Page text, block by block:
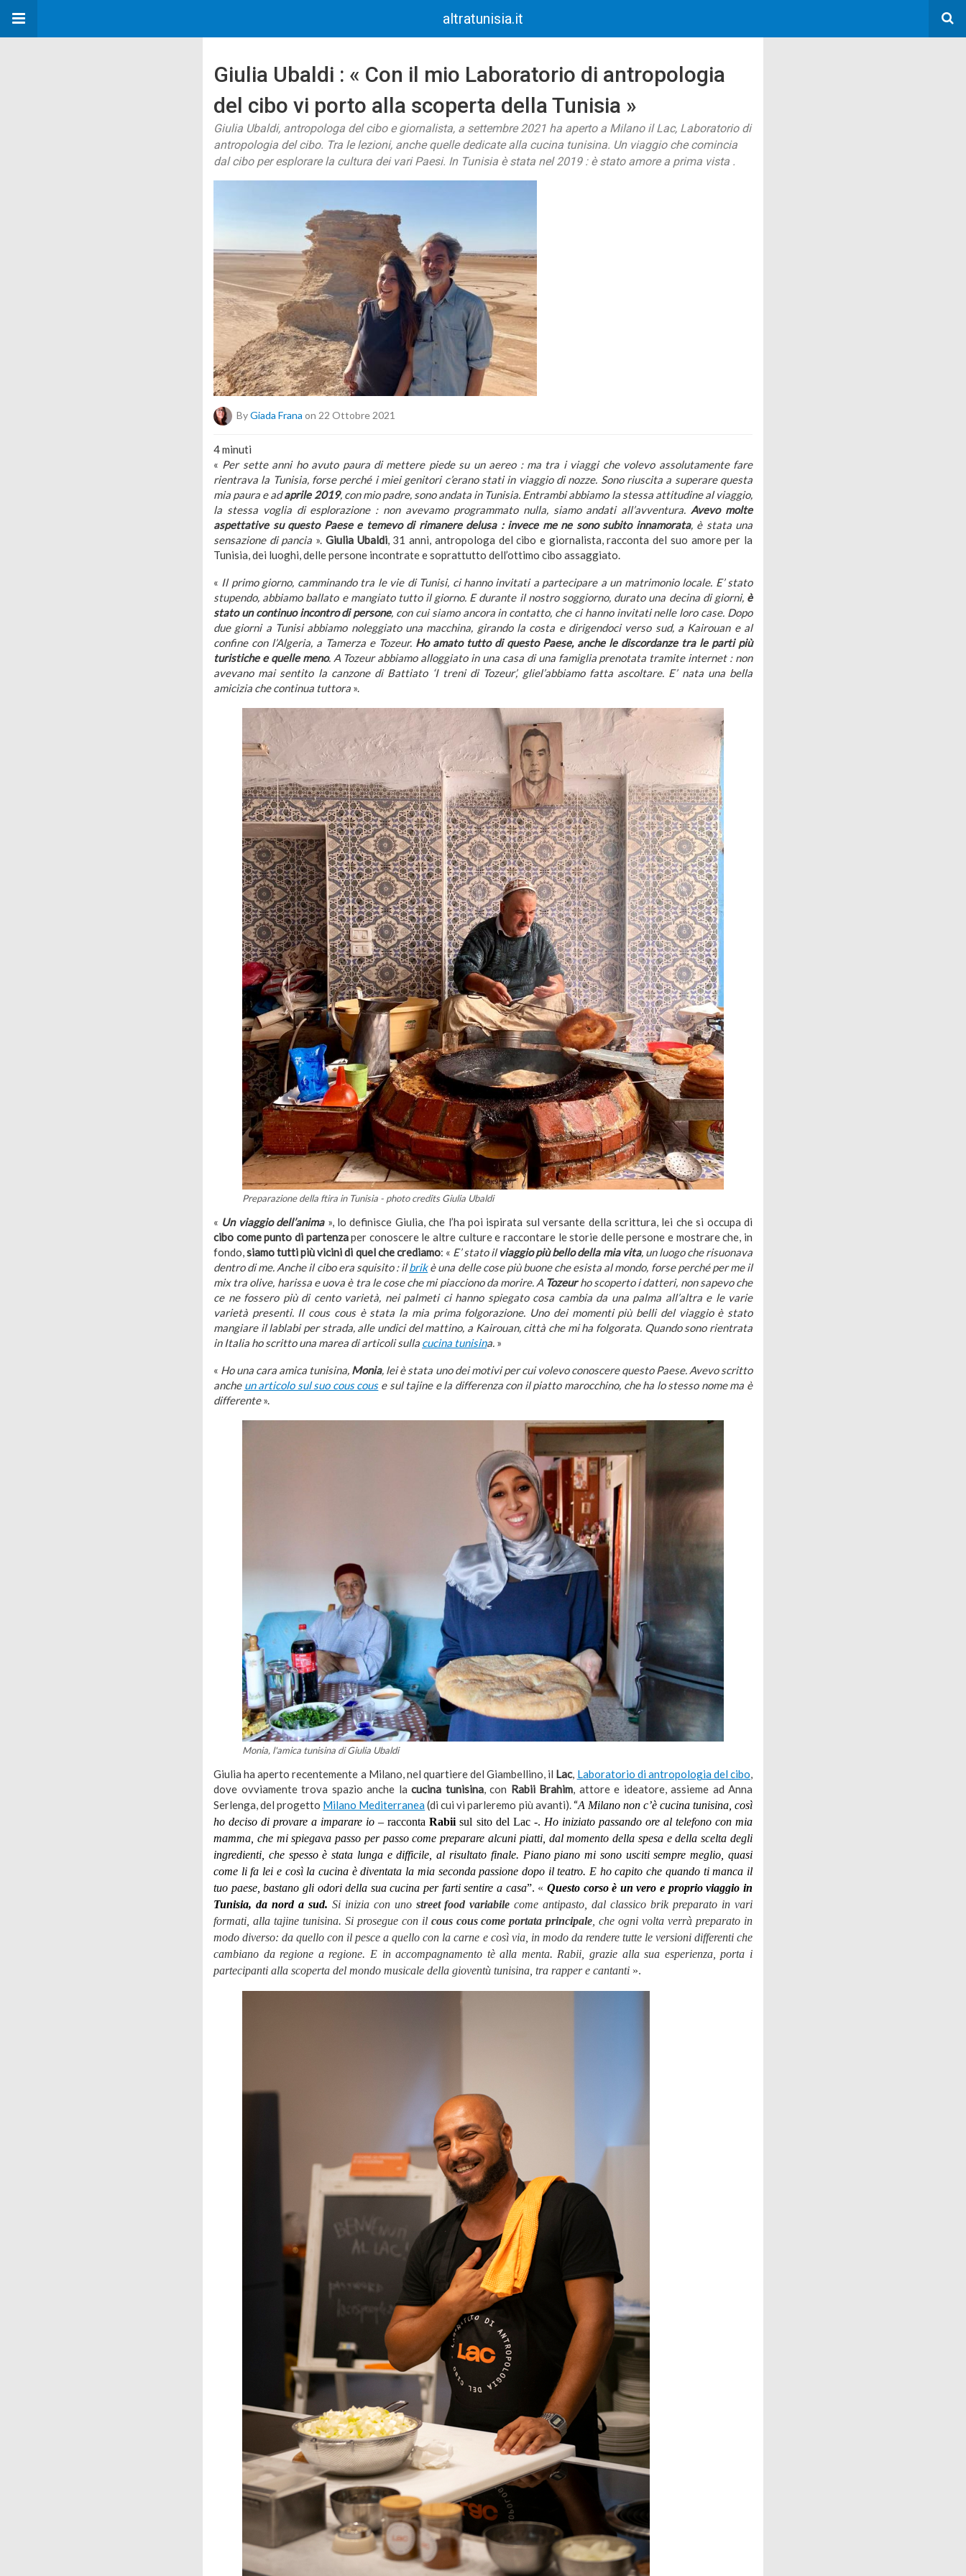
altratunisia.it
Giulia Ubaldi : « Con il mio Laboratorio di antropologia
del cibo vi porto alla scoperta della Tunisia »
Giulia Ubaldi, antropologa del cibo e giornalista, a settembre 2021 ha aperto a Milano il Lac, Laboratorio di
antropologia del cibo. Tra le lezioni, anche quelle dedicate alla cucina tunisina. Un viaggio che comincia
dal cibo per esplorare la cultura dei vari Paesi. In Tunisia è stata nel 2019 : è stato amore a prima vista .
ByGiada Frana on 22 Ottobre 2021
4minuti
« Per sette anni ho avuto paura di mettere piede su un aereo : ma tra i viaggi che volevo assolutamente fare
rientrava la Tunisia, forse perché i miei genitori c’erano stati in viaggio di nozze. Sono riuscita a superare questa
mia paura e adaprile 2019, con mio padre, sono andata in Tunisia. Entrambi abbiamo la stessa attitudine al viaggio,
la stessa voglia di esplorazione : non avevamo programmato nulla, siamo andati all’avventura.Avevo molte
aspettative su questo Paese e temevo di rimanere delusa : invece me ne sono subito innamorata, è stata una
sensazione di pancia ». Giulia Ubaldi, 31 anni, antropologa del cibo e giornalista, racconta del suo amore per la
Tunisia, dei luoghi, delle persone incontrate e soprattutto dell’ottimo cibo assaggiato.
« Il primo giorno, camminando tra le vie di Tunisi, ci hanno invitati a partecipare a un matrimonio locale. E’ stato
stupendo, abbiamo ballato e mangiato tutto il giorno. E durante il nostro soggiorno, durato una decina di giorni, è
stato un continuo incontro di persone, con cui siamo ancora in contatto, che ci hanno invitati nelle loro case. Dopo
due giorni a Tunisi abbiamo noleggiato una macchina, girando la costa e dirigendoci verso sud, a Kairouan e al
confine con l’Algeria, a Tamerza e Tozeur. Ho amato tutto di questo Paese, anche le discordanze tra le parti più
turistiche e quelle meno. A Tozeur abbiamo alloggiato in una casa di una famiglia prenotata tramite internet : non
avevano mai sentito la canzone di Battiato ‘I treni di Tozeur’, gliel’abbiamo fatta ascoltare. E’ nata una bella
amicizia che continua tuttora ».
Preparazione della ftira in Tunisia - photo credits Giulia Ubaldi
« Un viaggio dell’anima», lo definisce Giulia, che l’ha poi ispirata sul versante della scrittura, lei che si occupa di
cibo come punto di partenzaper conoscere le altre culture e raccontare le storie delle persone e mostrare che, in
fondo,siamo tutti più vicini di quel che crediamo: « E’ stato ilviaggio più bello della mia vita, un luogo che risuonava
dentro di me. Anche il cibo era squisito : ilbrikè una delle cose più buone che esista al mondo, forse perché per me il
mix tra olive, harissa e uova è tra le cose che mi piacciono da morire. A Tozeurho scoperto i datteri, non sapevo che
ce ne fossero più di cento varietà, nei palmeti ci hanno spiegato cosa cambia da una palma all’altra e le varie
varietà presenti. Il cous cous è stata la mia prima folgorazione. Uno dei momenti più belli del viaggio è stato
mangiare il lablabi per strada, alle undici del mattino, a Kairouan, città che mi ha folgorata. Quando sono rientrata
in Italia ho scritto una marea di articoli sulla cucina tunisina. »
« Ho una cara amica tunisina, Monia, lei è stata uno dei motivi per cui volevo conoscere questo Paese. Avevo scritto
anche un articolo sul suo cous couse sul tajine e la differenza con il piatto marocchino, che ha lo stesso nome ma è
differente».
Monia, l'amica tunisina di Giulia Ubaldi
Giulia ha aperto recentemente a Milano, nel quartiere del Giambellino, il Lac, Laboratorio di antropologia del cibo
dove ovviamente trova spazio anche la cucina tunisina, con Rabii Brahim , attore e ideatore, assieme ad Anna
Serlenga, del progetto Milano Mediterranea(di cui vi parleremo più avanti). “A Milano non c’è cucina tunisina, così
ho deciso di provare a imparare io– raccontaRabiisul sito del Lac -. Ho iniziato passando ore al telefono con mia
mamma, che mi spiegava passo per passo come preparare alcuni piatti, dal momento della spesa e della scelta degli
ingredienti, che spesso è stata lunga e difficile, al risultato finale. Piano piano mi sono usciti sempre meglio, quasi
come li fa lei e così la cucina è diventata la mia seconda passione dopo il teatro. E ho capito che quando ti manca il
tuo paese, bastano gli odori della sua cucina per farti sentire a casa”. « Questo corso è un vero e proprio viaggio in
Tunisia, da nord a sud. Si inizia con uno street food variabile come antipasto, dal classico brik preparato in vari
formati, alla tajine tunisina. Si prosegue con il cous cous come portata principale , che ogni volta verrà preparato in
modo diverso: da quello con il pesce a quello con la carne e così via, in modo da rendere tutte le versioni differenti che
cambiano da regione a regione. E in accompagnamento tè alla menta. Rabii, grazie alla sua esperienza, porta i
partecipanti alla scoperta del mondo musicale della gioventù tunisina, tra rapper e cantanti ».